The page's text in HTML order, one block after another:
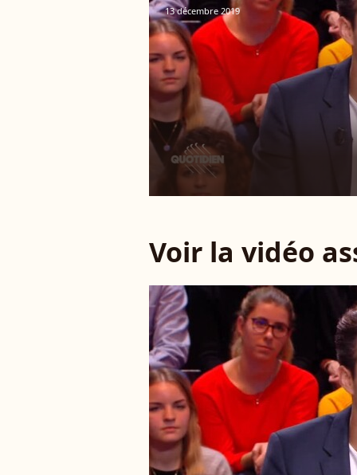
13 décembre 2019
Voir la vidéo